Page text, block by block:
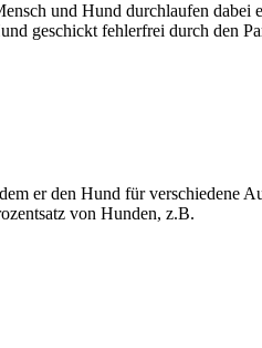
und Hund durchlaufen dabei
geschickt fehlerfrei durch den
er den Hund für verschiedene
von Hunden, z.B.